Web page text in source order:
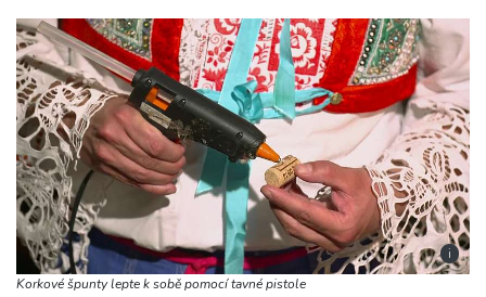
i
Korkové špunty lepte k sobě pomocí tavné pistole